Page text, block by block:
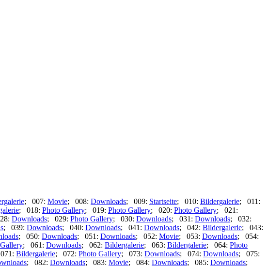
; 007: Movie; 008: Downloads; 009: Startseite; 010: Bildergalerie; 011:
; 018: Photo Gallery; 019: Photo Gallery; 020: Photo Gallery; 021:
Downloads; 029: Photo Gallery; 030: Downloads; 031: Downloads; 032:
; 039: Downloads; 040: Downloads; 041: Downloads; 042: Bildergalerie; 043:
; 050: Downloads; 051: Downloads; 052: Movie; 053: Downloads; 054:
; 061: Downloads; 062: Bildergalerie; 063: Bildergalerie; 064: Photo
Bildergalerie; 072: Photo Gallery; 073: Downloads; 074: Downloads; 075:
; 082: Downloads; 083: Movie; 084: Downloads; 085: Downloads;